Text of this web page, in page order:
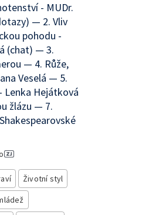
- MUDr.
— 2. Vliv
pohodu -
(chat) — 3.
— 4. Růže,
Veselá — 5.
Lenka Hejátková
žlázu — 7.
Životní styl